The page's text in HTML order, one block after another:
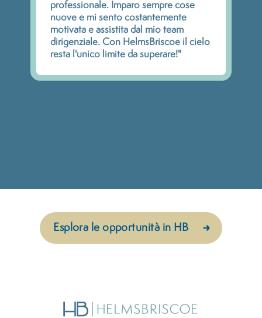
professionale. Imparo sempre cose
nuove e mi sento costantemente
motivata e assistita dal mio team
dirigenziale. Con HelmsBriscoe il cielo
resta l'unico limite da superare!"
Esplora le opportunità in HB